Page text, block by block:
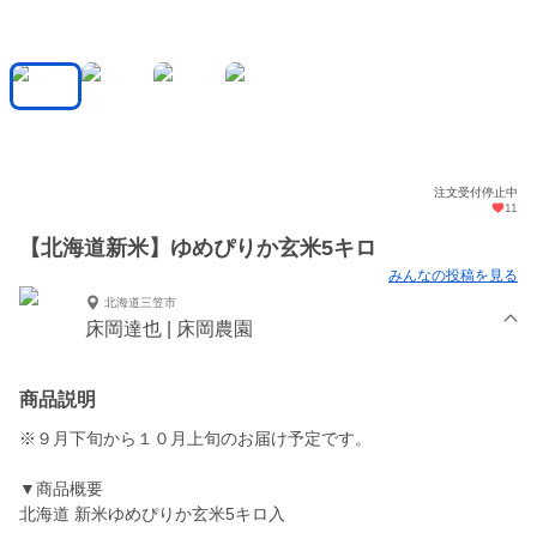
注文受付停止中
11
【北海道新米】ゆめぴりか玄米5キロ
みんなの投稿を見る
北海道三笠市
床岡達也 | 床岡農園
商品説明
※９月下旬から１０月上旬のお届け予定です。
▼商品概要
北海道 新米ゆめぴりか玄米5キロ入